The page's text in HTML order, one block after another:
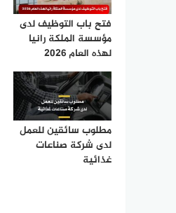
فتح باب التوظيف لدى
مؤسسة الملكة رانيا
لهذه العام 2026
مطلوب سائقين للعمل
لدى شركة صناعات
غذائية